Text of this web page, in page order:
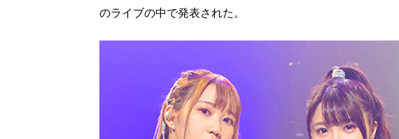
のライブの中で発表された。